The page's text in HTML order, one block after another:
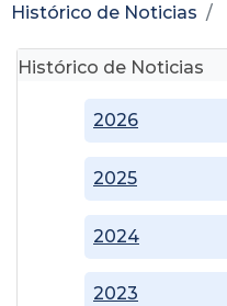
Histórico de Noticias
Histórico de Noticias
2023
2024
2025
2026